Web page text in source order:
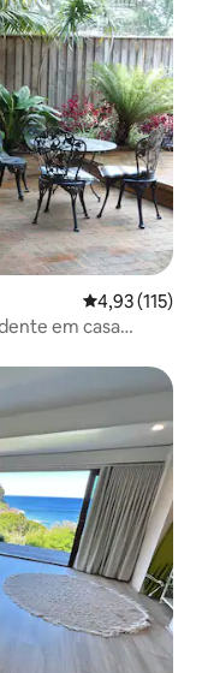
4,93 de uma
4,93 (115)
em casa